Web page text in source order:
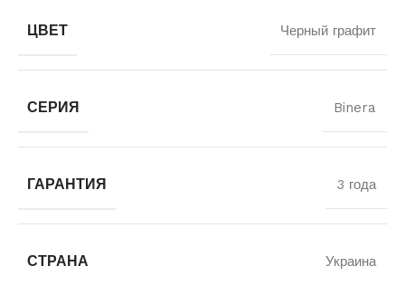
ЦВЕТ Черный графит
СЕРИЯ Binera
ГАРАНТИЯ 3 года
СТРАНА Украина